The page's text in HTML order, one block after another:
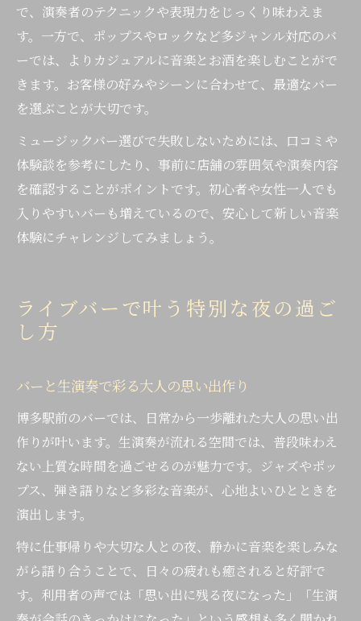
で、演奏者のテクニックや表現力をじっくり味わえま
す。一方で、ポップスやロックなど多ジャンル対応のバ
ーでは、よりカジュアルに音楽とお酒を楽しむことがで
きます。お客様の好みやシーンに合わせて、最適なバー
を選ぶことが大切です。
ミュージックバー選びで失敗しないためには、口コミや
体験談を参考にしたり、事前に店舗の雰囲気や演奏内容
を確認することがポイントです。初心者や女性一人でも
入りやすいバーも増えているので、安心して新しい音楽
体験にチャレンジしてみましょう。
ライブバーで叶う特別な夜の過ご
し方
バーと生演奏で彩る大人の思い出作り
博多駅前のバーでは、日常から一歩離れた大人の思い出
作りが叶います。生演奏が流れる空間では、普段味わえ
ない上質な時間を過ごせるのが魅力です。ジャズやポッ
プス、弾き語りなど多彩な音楽が、心地よいひとときを
演出します。
特に仕事帰りや大切な人との夜、静かに音楽を楽しみな
がら語り合うことで、日々の疲れも癒されると好評で
す。利用者の声では「思い出に残る夜になった」「生演